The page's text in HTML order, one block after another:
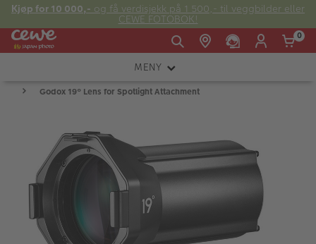
Kjøp for 10 000,- og få verdisjekk på 1 500,- til veggbilder eller
CEWE FOTOBOK!
Fre:
20:00
E-post:
kundeservice@japanphoto.no
0
MENY
KAMERA
FOTOTILBEHØR
LYS OG STUDIO
ANALOG
Godox 19° Lens for Spotlight Attachment